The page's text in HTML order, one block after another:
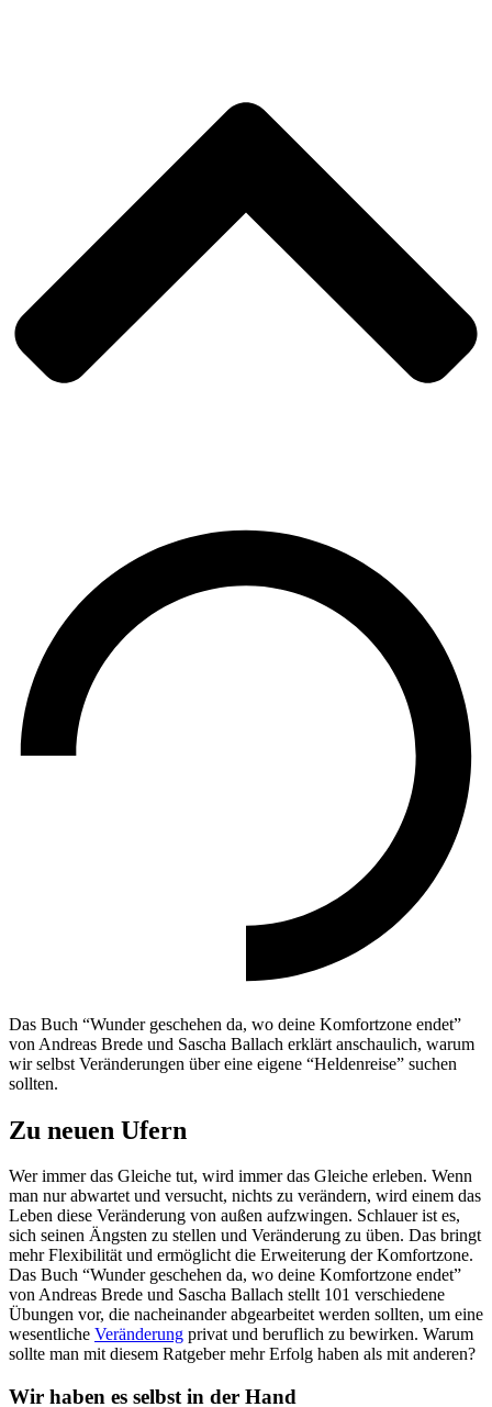
Das Buch “Wunder geschehen da, wo deine Komfortzone endet”
von Andreas Brede und Sascha Ballach erklärt anschaulich, warum
wir selbst Veränderungen über eine eigene “Heldenreise” suchen
sollten.
Zu neuen Ufern
Wer immer das Gleiche tut, wird immer das Gleiche erleben. Wenn
man nur abwartet und versucht, nichts zu verändern, wird einem das
Leben diese Veränderung von außen aufzwingen. Schlauer ist es,
sich seinen Ängsten zu stellen und Veränderung zu üben. Das bringt
mehr Flexibilität und ermöglicht die Erweiterung der Komfortzone.
Das Buch “Wunder geschehen da, wo deine Komfortzone endet”
von Andreas Brede und Sascha Ballach stellt 101 verschiedene
Übungen vor, die nacheinander abgearbeitet werden sollten, um eine
wesentliche Veränderung privat und beruflich zu bewirken. Warum
sollte man mit diesem Ratgeber mehr Erfolg haben als mit anderen?
Wir haben es selbst in der Hand